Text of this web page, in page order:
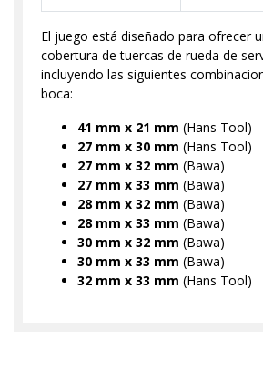
El juego está diseñado para ofrecer
cobertura de tuercas de rueda de
incluyendo las siguientes
boca:
41 mm x 21 mm (Hans Tool)
27 mm x 30 mm (Hans Tool)
27 mm x 32 mm (Bawa)
27 mm x 33 mm (Bawa)
28 mm x 32 mm (Bawa)
28 mm x 33 mm (Bawa)
30 mm x 32 mm (Bawa)
30 mm x 33 mm (Bawa)
32 mm x 33 mm (Hans Tool)